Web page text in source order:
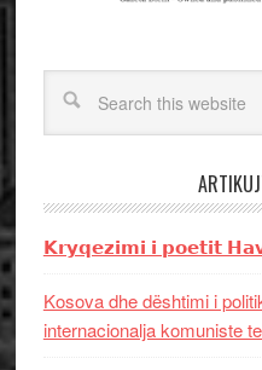
𝗞𝗿𝘆𝗾𝗲𝘇𝗶𝗺𝗶 𝗶 𝗽𝗼𝗲𝘁𝗶𝘁
Kosova dhe dështimi i
internacionalja komuniste